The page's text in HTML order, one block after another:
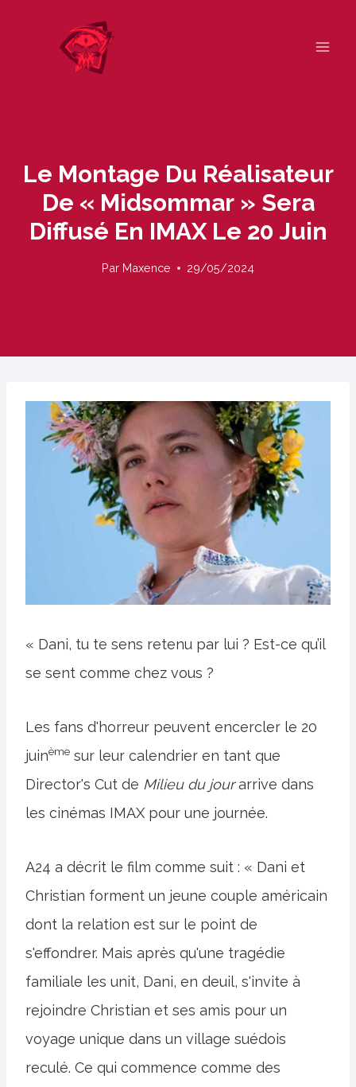
Le Montage Du Réalisateur
De « Midsommar » Sera
Diffusé En IMAX Le 20 Juin
Par Maxence 29/05/2024
« Dani, tu te sens retenu par lui ? Est-ce qu’il
se sent comme chez vous ?
Les fans d'horreur peuvent encercler le 20
juinème sur leur calendrier en tant que
Director's Cut de Milieu du jourarrive dans
les cinémas IMAX pour une journée.
A24 a décrit le film comme suit : « Dani et
Christian forment un jeune couple américain
dont la relation est sur le point de
s'effondrer. Mais après qu'une tragédie
familiale les unit, Dani, en deuil, s'invite à
rejoindre Christian et ses amis pour un
voyage unique dans un village suédois
reculé. Ce qui commence comme des